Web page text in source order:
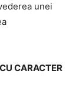
unei
CARACTER